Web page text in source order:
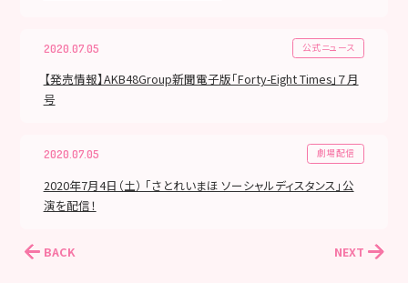
2020.07.05 公式ニュース
【発売情報】AKB48Group新聞電子版「Forty-Eight Times」７月
号
2020.07.05 劇場配信
2020年7月4日（土） 「さとれいまほ ソーシャルディスタンス」公
演を配信！
BACK NEXT